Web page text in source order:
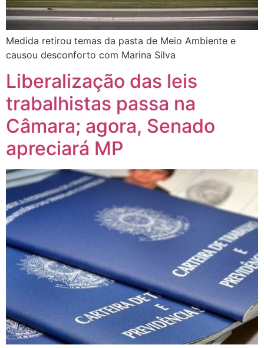
Medida retirou temas da pasta de Meio Ambiente e
causou desconforto com Marina Silva
Liberalização das leis
trabalhistas passa na
Câmara; agora, Senado
apreciará MP